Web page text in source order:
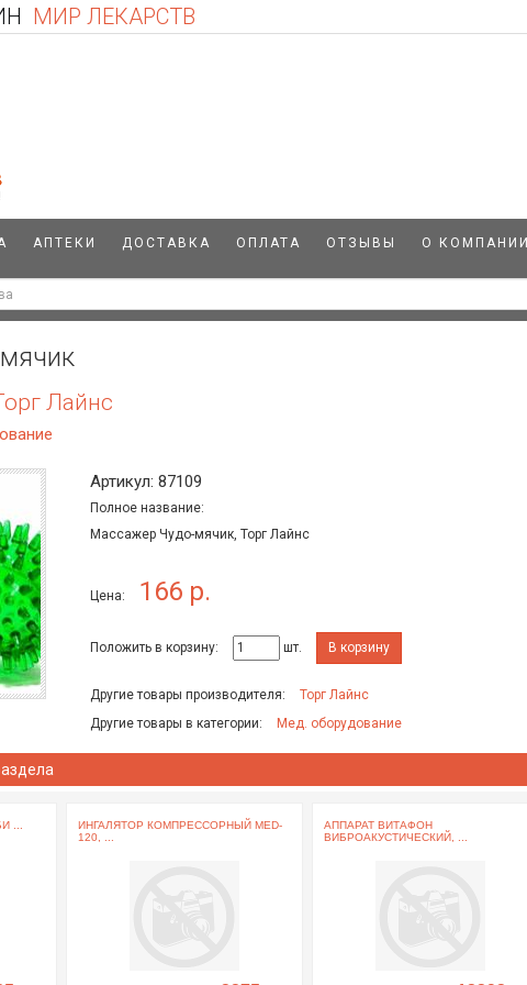
МИР ЛЕКАРСТВ
АПТЕКИ ДОСТАВКА ОПЛАТА ОТЗЫВЫ О КОМПАНИИ
Лайнс
Артикул: 87109
Полное название:
Массажер Чудо-мячик, Торг Лайнс
Цена: 166 р.
Положить в корзину: шт. В корзину
Другие товары производителя:
Торг Лайнс
Другие товары в категории:
Мед. оборудование
...
ИНГАЛЯТОР КОМПРЕССОРНЫЙ MED-
120, ...
АППАРАТ ВИТАФОН
ВИБРОАКУСТИЧЕСКИЙ, ...